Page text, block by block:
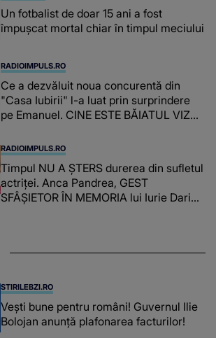
Un fotbalist de doar 15 ani a fost
împușcat mortal chiar în timpul meciului
RADIOIMPULS.RO
Ce a dezvăluit noua concurentă din
"Casa Iubirii" l-a luat prin surprindere
pe Emanuel. CINE ESTE BĂIATUL VIZAT
faptului împlinit, A RECUNOSCUT
IMEDIAT: "Am avut..."
RADIOIMPULS.RO
Timpul NU A ȘTERS durerea din sufletul
actriței. Anca Pandrea, GEST
SFÂȘIETOR ÎN MEMORIA lui Iurie Darie:
STIRILEBZI.RO
Vești bune pentru români! Guvernul Ilie
Bolojan anunță plafonarea facturilor!